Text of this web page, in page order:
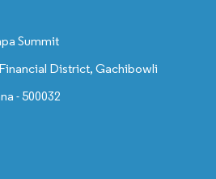
Summit
District, Gachibowli
- 500032